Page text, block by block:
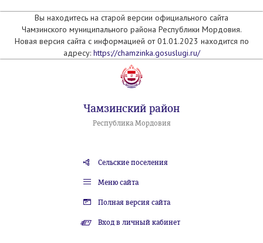
Вы находитесь на старой версии официального сайта
Чамзинского муниципального района Республики Мордовия.
Новая версия сайта с информацией от 01.01.2023 находится по
адресу: https://chamzinka.gosuslugi.ru/
Чамзинский район
Республика Мордовия
Сельские поселения
Меню сайта
Полная версия сайта
Вход в личный кабинет